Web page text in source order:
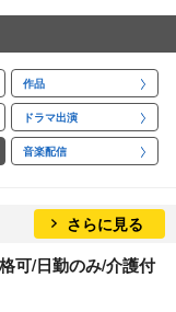
作品
ドラマ出演
音楽配信
さらに見る
可/日勤のみ/介護付